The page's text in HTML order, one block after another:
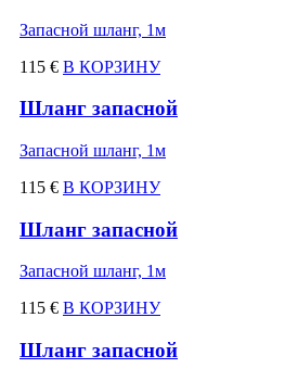
Запасной шланг, 1м
115 € В КОРЗИНУ
Шланг запасной
Запасной шланг, 1м
115 € В КОРЗИНУ
Шланг запасной
Запасной шланг, 1м
115 € В КОРЗИНУ
Шланг запасной